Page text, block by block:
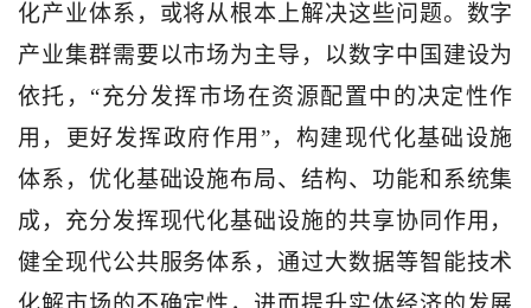
化产业体系，或将从根本上解决这些问题。数字
产业集群需要以市场为主导，以数字中国建设为
依托，“充分发挥市场在资源配置中的决定性作
用，更好发挥政府作用”，构建现代化基础设施
体系，优化基础设施布局、结构、功能和系统集
成，充分发挥现代化基础设施的共享协同作用，
健全现代公共服务体系，通过大数据等智能技术